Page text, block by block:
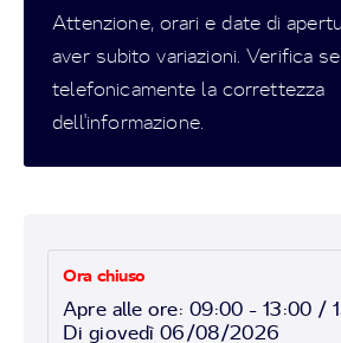
Attenzione, orari e date di
aver subito variazioni. Verifica
telefonicamente la correttezza
dell'informazione.
Ora chiuso
Apre alle ore: 09:00 - 13:00 /
Di giovedì 06/08/2026